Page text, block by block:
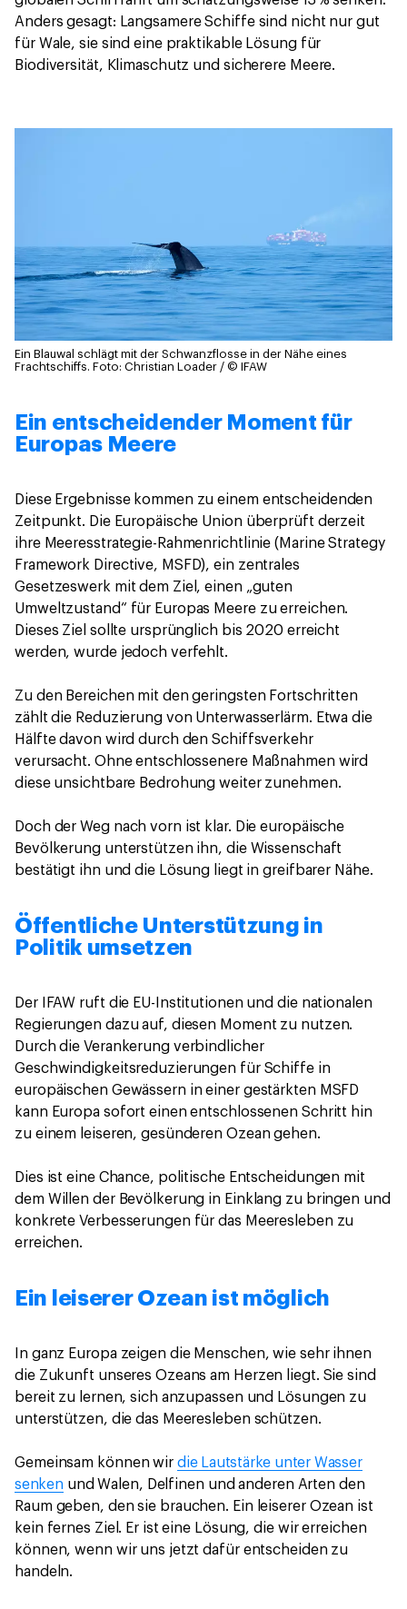
Anders gesagt: Langsamere Schiffe sind nicht nur gut
für Wale, sie sind eine praktikable Lösung für
Biodiversität, Klimaschutz und sicherere Meere.
Ein Blauwal schlägt mit der Schwanzflosse in der Nähe eines
Frachtschiffs. Foto: Christian Loader / © IFAW
Ein entscheidender Moment für
Europas Meere
Diese Ergebnisse kommen zu einem entscheidenden
Zeitpunkt. Die Europäische Union überprüft derzeit
ihre Meeresstrategie-Rahmenrichtlinie (Marine Strategy
Framework Directive, MSFD), ein zentrales
Gesetzeswerk mit dem Ziel, einen „guten
Umweltzustand“ für Europas Meere zu erreichen.
Dieses Ziel sollte ursprünglich bis 2020 erreicht
werden, wurde jedoch verfehlt.
Zu den Bereichen mit den geringsten Fortschritten
zählt die Reduzierung von Unterwasserlärm. Etwa die
Hälfte davon wird durch den Schiffsverkehr
verursacht. Ohne entschlossenere Maßnahmen wird
diese unsichtbare Bedrohung weiter zunehmen.
Doch der Weg nach vorn ist klar. Die europäische
Bevölkerung unterstützen ihn, die Wissenschaft
bestätigt ihn und die Lösung liegt in greifbarer Nähe.
Öffentliche Unterstützung in
Politik umsetzen
Der IFAW ruft die EU-Institutionen und die nationalen
Regierungen dazu auf, diesen Moment zu nutzen.
Durch die Verankerung verbindlicher
Geschwindigkeitsreduzierungen für Schiffe in
europäischen Gewässern in einer gestärkten MSFD
kann Europa sofort einen entschlossenen Schritt hin
zu einem leiseren, gesünderen Ozean gehen.
Dies ist eine Chance, politische Entscheidungen mit
dem Willen der Bevölkerung in Einklang zu bringen und
konkrete Verbesserungen für das Meeresleben zu
erreichen.
Ein leiserer Ozean ist möglich
In ganz Europa zeigen die Menschen, wie sehr ihnen
die Zukunft unseres Ozeans am Herzen liegt. Sie sind
bereit zu lernen, sich anzupassen und Lösungen zu
unterstützen, die das Meeresleben schützen.
Gemeinsam können wir die Lautstärke unter Wasser
senkenund Walen, Delfinen und anderen Arten den
Raum geben, den sie brauchen. Ein leiserer Ozean ist
kein fernes Ziel. Er ist eine Lösung, die wir erreichen
können, wenn wir uns jetzt dafür entscheiden zu
handeln.